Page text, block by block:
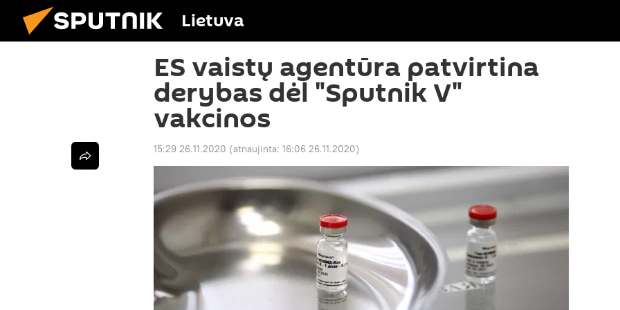
Lietuva
ES vaistų agentūra patvirtina
derybas dėl "Sputnik V"
vakcinos
15:29 26.11.2020 (atnaujinta: 16:06 26.11.2020)